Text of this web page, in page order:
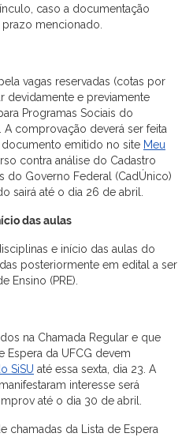
caso a documentação
mencionado.
vagas reservadas (cotas por
devidamente e previamente
Programas Sociais do
A comprovação deverá ser feita
emitido no site Meu
contra análise do Cadastro
do Governo Federal (CadÚnico)
sairá até o dia 26 de abril.
das aulas
e início das aulas do
posteriormente em edital a ser
Ensino (PRE).
na Chamada Regular e que
Espera da UFCG devem
SiSU até essa sexta, dia 23. A
interesse será
até o dia 30 de abril.
chamadas da Lista de Espera